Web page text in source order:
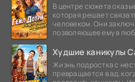
В центре сюжета
которая решает
человеком. Они
позволяющее ему в
Худшие каникулы
Жизнь подростка с
превращается в ад,